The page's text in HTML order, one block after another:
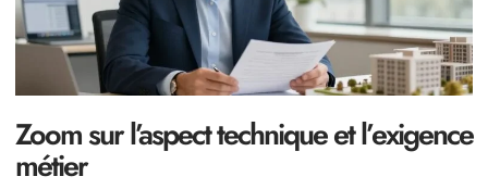
Zoom sur l’aspect technique et l’exigence
métier